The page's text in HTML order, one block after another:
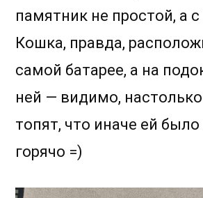
памятник не простой, а
Кошка, правда,
самой батарее, а на
ней — видимо,
топят, что иначе ей
горячо =)